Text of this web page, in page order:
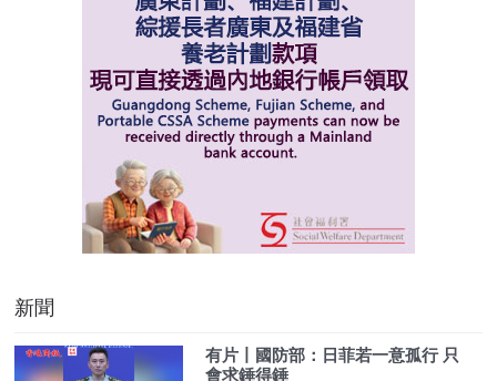
新聞
有片丨國防部：日菲若一意孤行 只
會求錘得錘